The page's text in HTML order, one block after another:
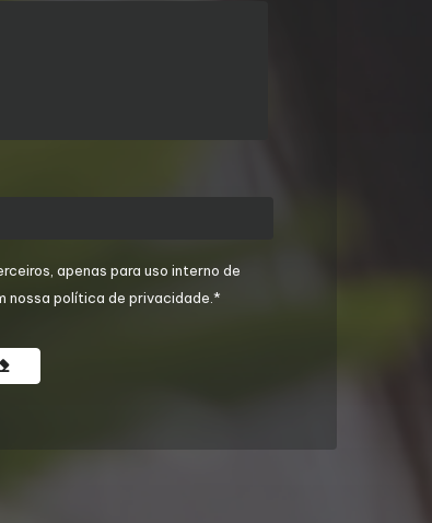
apenas para uso interno de
nossa política de privacidade.*